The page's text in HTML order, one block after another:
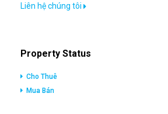
Liên hệ chúng tôi
Property Status
Cho Thuê
Mua Bán